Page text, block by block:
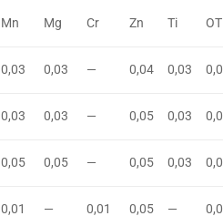
Mn Mg Cr Zn Ti
0,03 0,03 — 0,04 0,03
0,03 0,03 — 0,05 0,03
0,05 0,05 — 0,05 0,03
0,01 — 0,01 0,05 —